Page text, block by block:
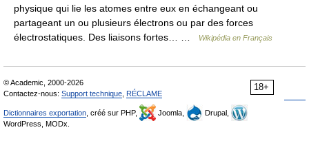
physique qui lie les atomes entre eux en échangeant ou
partageant un ou plusieurs électrons ou par des forces
électrostatiques. Des liaisons fortes… …
Wikipédia en Français
18+
© Academic, 2000-2026
Contactez-nous: Support technique RÉCLAME
Dictionnaires exportation , créé sur PHP, Joomla,
Drupal,
WordPress, MODx.